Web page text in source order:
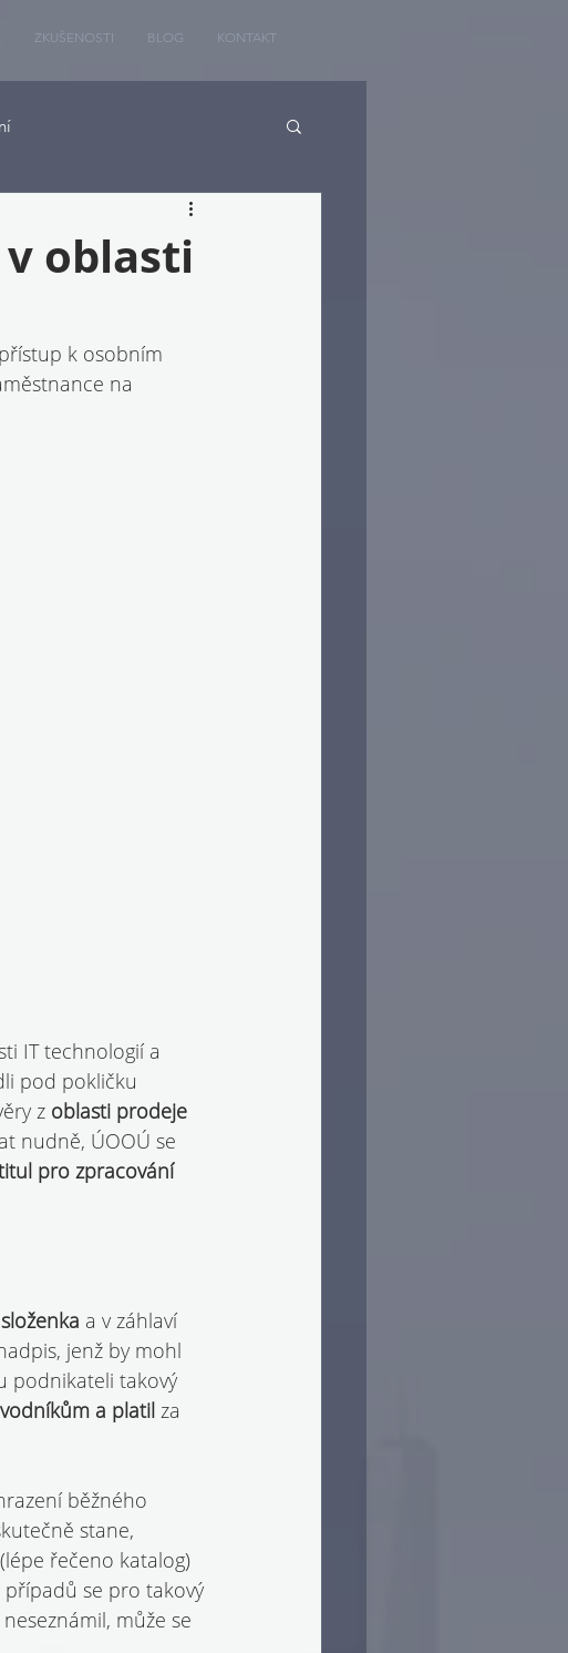
ZKUŠENOSTI BLOG KONTAKT
oblasti
k osobním
na
IT technologií a
pod pokličku
z oblasti prodeje
nudně, ÚOOÚ se
pro zpracování
a v záhlaví
jenž by mohl
podnikateli takový
a platil za
běžného
stane,
řečeno katalog)
se pro takový
může se